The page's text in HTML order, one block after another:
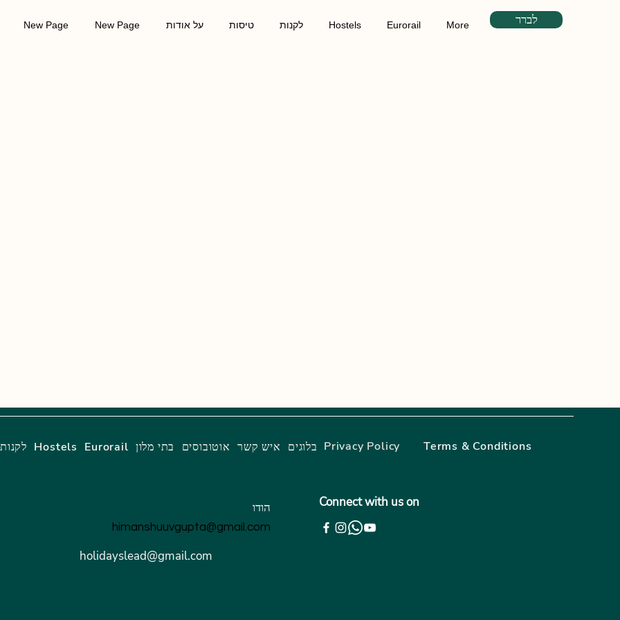
New Page New Page על אודות טיסות לקנות Hostels Eurorail More לברר
לקנות Hostels Eurorail בתי מלון אוטובוסים איש קשר בלוגים Privacy Policy Terms & Conditions
הודו
himanshuuvgupta@gmail.com
holidayslead@gmail.com
Connect with us on